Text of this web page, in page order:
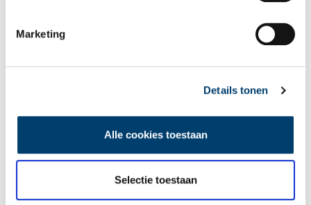
Marketing
Details tonen
Alle cookies toestaan
Selectie toestaan
gepubliceerd.
Vink dit aan als u op de hoogte gehouden wil worden.